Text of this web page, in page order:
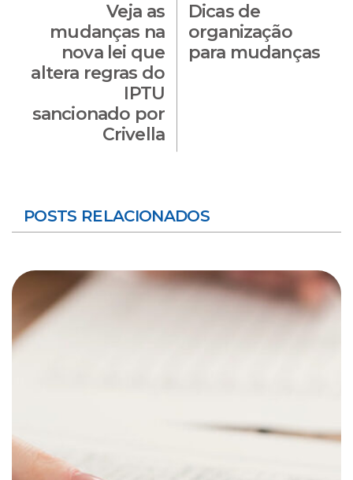
Veja as
mudanças na
nova lei que
altera regras do
IPTU
sancionado por
Crivella
Dicas de
organização
para mudanças
POSTS RELACIONADOS